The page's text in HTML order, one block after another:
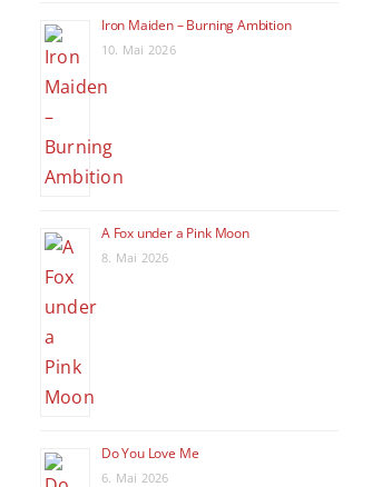
Iron Maiden – Burning Ambition
10. Mai 2026
A Fox under a Pink Moon
8. Mai 2026
Do You Love Me
6. Mai 2026